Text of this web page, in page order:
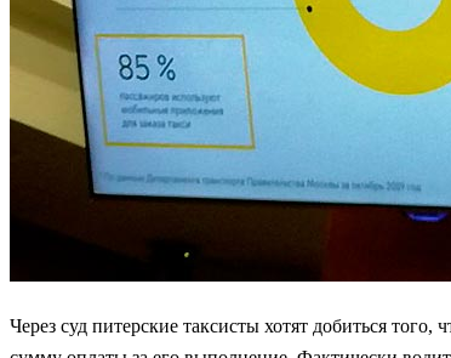
Через суд питерские таксисты хотят добиться